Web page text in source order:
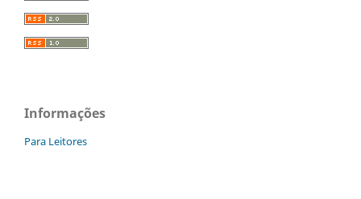
Informações
Para Leitores